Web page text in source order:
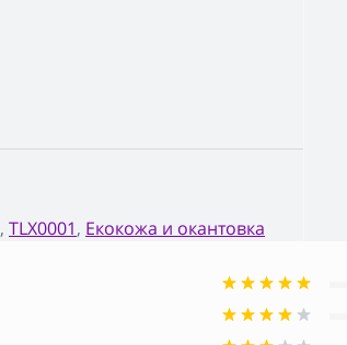
, TLX0001, Екокожа и окантовка